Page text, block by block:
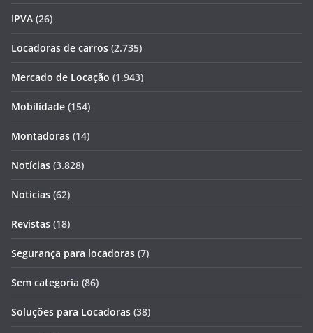
IPVA (26)
Locadoras de carros (2.735)
Mercado de Locação (1.943)
Mobilidade (154)
Montadoras (14)
Notícias (3.828)
Notícias (62)
Revistas (18)
Segurança para locadoras (7)
Sem categoria (86)
Soluções para Locadoras (38)